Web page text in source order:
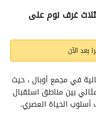
غرف نوم على
بعد الآن
أسلوب الحياة العصري.